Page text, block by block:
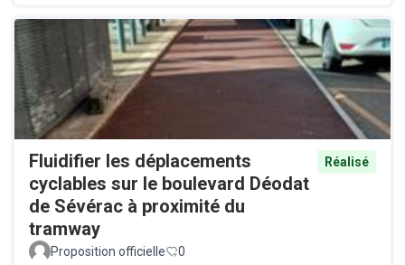
Fluidifier les déplacements
cyclables sur le boulevard Déodat
de Sévérac à proximité du
tramway
Réalisé
Proposition officielle 0